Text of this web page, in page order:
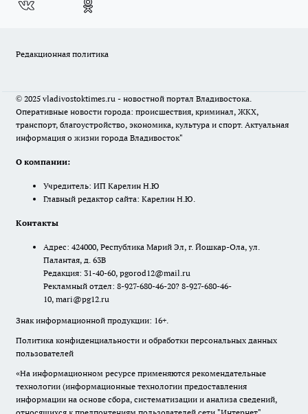
Редакционная политика
© 2025 vladivostoktimes.ru - новостной портал Владивостока.
Оперативные новости города: происшествия, криминал, ЖКХ,
транспорт, благоустройство, экономика, культура и спорт. Актуальная
информация о жизни города Владивосток"
О компании:
Учредитель: ИП Карелин Н.Ю
Главный редактор сайта: Карелин Н.Ю.
Контакты
Адрес: 424000, Республика Марий Эл, г. Йошкар-Ола, ул.
Палантая, д. 63В
Редакция: 31-40-60, pgorod12@mail.ru
Рекламный отдел: 8-927-680-46-20? 8-927-680-46-
10, mari@pg12.ru
Знак информационной продукции: 16+.
Политика конфиденциальности и обработки персональных данных
пользователей
«На информационном ресурсе применяются рекомендательные
технологии (информационные технологии предоставления
информации на основе сбора, систематизации и анализа сведений,